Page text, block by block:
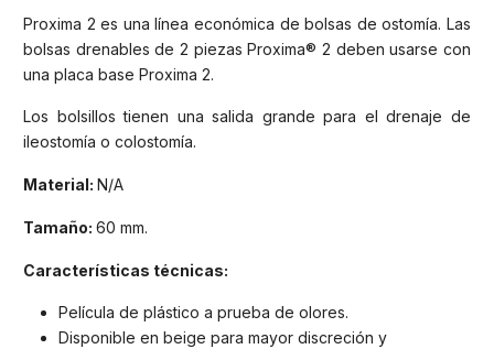
Proxima 2 es una línea económica de bolsas de ostomía. Las
bolsas drenables de 2 piezas Proxima® 2 deben usarse con
una placa base Proxima 2.
Los bolsillos tienen una salida grande para el drenaje de
ileostomía o colostomía.
Material: N/A
Tamaño: 60 mm.
Características técnicas:
Película de plástico a prueba de olores.
Disponible en beige para mayor discreción y